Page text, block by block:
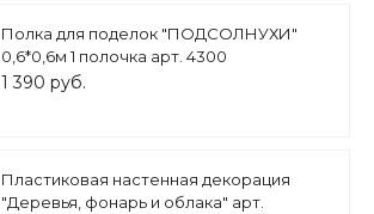
Полка для поделок "ПОДСОЛНУХИ"
0,6*0,6м 1 полочка арт. 4300
1 390 руб.
Пластиковая настенная декорация
"Деревья, фонарь и облака" арт.